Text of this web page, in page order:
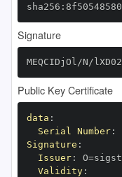
Signature
MEQCIDjOl/N/
Public Key Certificate
data :
Serial Number:
Signature :
Issuer:
Validity: